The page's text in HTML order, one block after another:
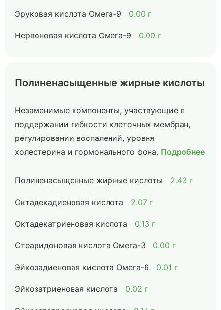
Эруковая кислота Омега-9 0.00 г
Нервоновая кислота Омега-9 0.00 г
Полиненасыщенные жирные кислоты
Незаменимые компоненты, участвующие в
поддержании гибкости клеточных мембран,
регулировании воспалений, уровня
холестерина и гормонального фона. Подробнее
Полиненасыщенные жирные кислоты 2.43 г
Октадекадиеновая кислота 2.07 г
Октадекатриеновая кислота 0.13 г
Стеаридоновая кислота Омега-3 0.00 г
Эйкозадиеновая кислота Омега-6 0.01 г
Эйкозатриеновая кислота 0.02 г